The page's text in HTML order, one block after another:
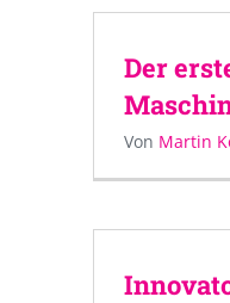
Der
Von Martin